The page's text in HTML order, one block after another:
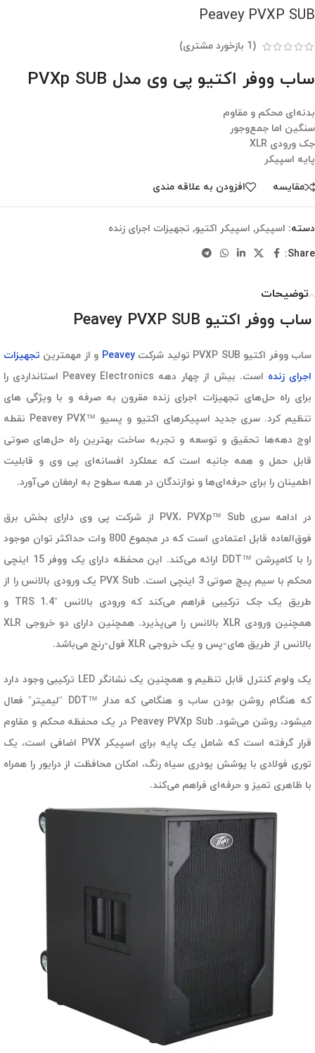
Peavey PVXP SUB
(
1 بازخورد مشتری)
ساب ووفر اکتیو پی وی مدل PVXp SUB
بدنه‌ای محکم و مقاوم
سنگین اما جمع‌وجور
جک ورودی XLR
پایه اسپیکر
مقایسه افزودن به علاقه مندی
دسته: اسپیکر, اسپیکر اکتیو, تجهیزات اجرای زنده
Share:
توضیحات
ساب ووفر اکتیو Peavey PVXP SUB
ساب ووفر اکتیو PVXP SUB تولید شرکت Peavey و از مهمترین تجهیزات
اجرای زنده
است. بیش از چهار دهه Peavey Electronics استانداردی را
برای راه حل‌های تجهیزات اجرای زنده مقرون به صرفه و با ویژگی های
تنظیم کرد. سری جدید اسپیکرهای اکتیو و پسیو ™
Peavey PVX نقطه
اوج دهه‌ها تحقیق و توسعه و تجربه ساخت بهترین راه حل‌های صوتی
قابل حمل و همه جانبه است که عملکرد افسانه‌ای پی وی و قابلیت
اطمینان را برای حرفه‌ای‌ها و نوازندگان در همه سطوح به ارمغان می‌آورد.
در ادامه سری PVX، PVXp™ Sub از شرکت پی وی دارای بخش برق
فوق‌العاده قابل اعتمادی است که در مجموع 800 وات حداکثر توان موجود
را با کامپرشن ™
DDT ارائه می‌کند. این محفظه دارای یک ووفر 15 اینچی
محکم با سیم پیچ صوتی 3 اینچی است. PVX Sub یک ورودی بالانس را از
طریق یک جک ترکیبی فراهم می‌کند که ورودی بالانس ”
TRS 1.4 و
همچنین ورودی XLR بالانس را می‌پذیرد. همچنین دارای دو خروجی XLR
بالانس از طریق های-پس و یک خروجی XLR فول-رنج می‌باشد.
یک ولوم کنترل قابل تنظیم و همچنین یک نشانگر LED ترکیبی وجود دارد
که هنگام روشن بودن ساب و هنگامی که مدار ™
DDT “لیمیتر” فعال
میشود، روشن می‌شود. Peavey PVXp Sub در یک محفظه محکم و مقاوم
قرار گرفته است که شامل یک پایه برای اسپیکر PVX اضافی است، یک
توری فولادی با پوشش پودری سیاه رنگ، امکان محافظت از درایور را همراه
با ظاهری تمیز و حرفه‌ای فراهم می‌کند.